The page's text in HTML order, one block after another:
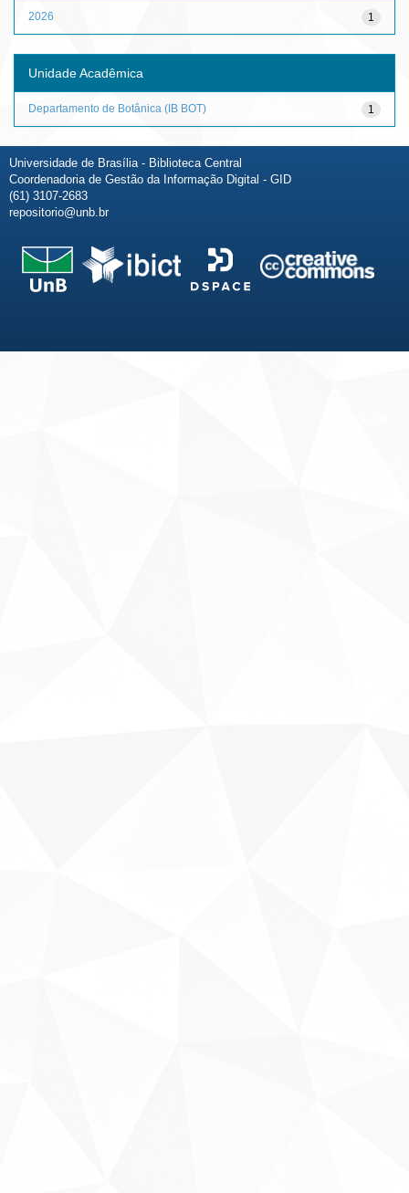
1
2026
Unidade Acadêmica
1
Departamento de Botânica (IB BOT)
Universidade de Brasília - Biblioteca Central
Coordenadoria de Gestão da Informação Digital - GID
(61) 3107-2683
repositorio@unb.br